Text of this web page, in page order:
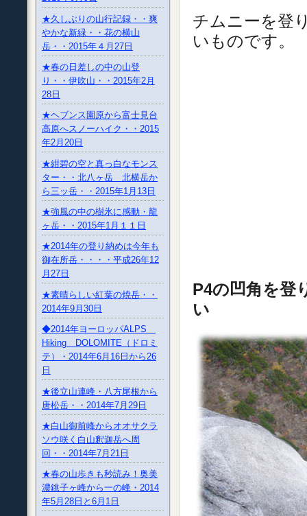
★久しぶりの山行記録・・爽
やかな新緑・・花の横山
岳・・2015年４月27日
★春の日差しの中の山登
り・・伊吹山・・2015年2月
28日
★ヘブンス園原から富士見台
高原へスノーハイク・・2015
年2月20日
★紺碧の空と真っ白なモンス
ター・・北八ヶ岳 北横岳か
ら三ッ岳・・2015年1月13日
★強風の中の樹氷に感動・龍
ヶ岳・・2015年1月１１日
★2014年の登り納めは今年も
御在所岳・・・・平成26年12
月27日
★素晴らしい紅葉の焼岳・・
2014年9月30日
◆2014年ヨーロッパALPS
Hiking DOLOMITE（ドロミ
テ）・2014年6月16日から26
日
★後立山連峰・八方尾根から
唐松岳・・2014年7月29日
★白山御前峰からオオサクラ
ソウ咲く白山釈迦岳へ周
回・・2014年7月21日
★春の山歩きも秒読み！奥美
濃銚子ヶ峰から一の峰・2014
年5月28日と6月1日
チムニーを登
いものです。
P4の凹角を登
い